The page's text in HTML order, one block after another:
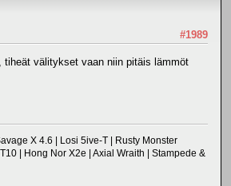
#1989
tiheät välitykset vaan niin pitäis lämmöt
X 4.6 | Losi 5ive-T | Rusty Monster
| Hong Nor X2e | Axial Wraith | Stampede &